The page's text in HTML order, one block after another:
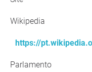
Wikipedia
https://
Parlamento